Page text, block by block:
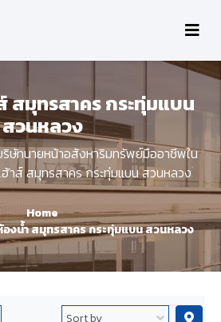
สมุทรสาคร กระทุ่มแบน
สวนหลวง
ริษัทนายหน้าอสังหาริมทรัพย์มืออาชีพใน
ฮ้าส์ สมุทรสาคร กระทุ่มแบน สวนหลวง
Home
องน้ำ สมุทรสาคร กระทุ่มแบน สวนหลวง